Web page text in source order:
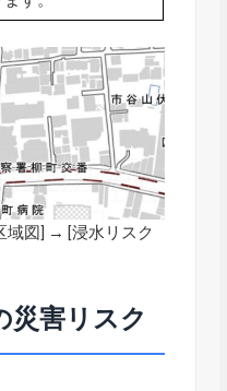
域図] → [浸水リスク
災害リスク